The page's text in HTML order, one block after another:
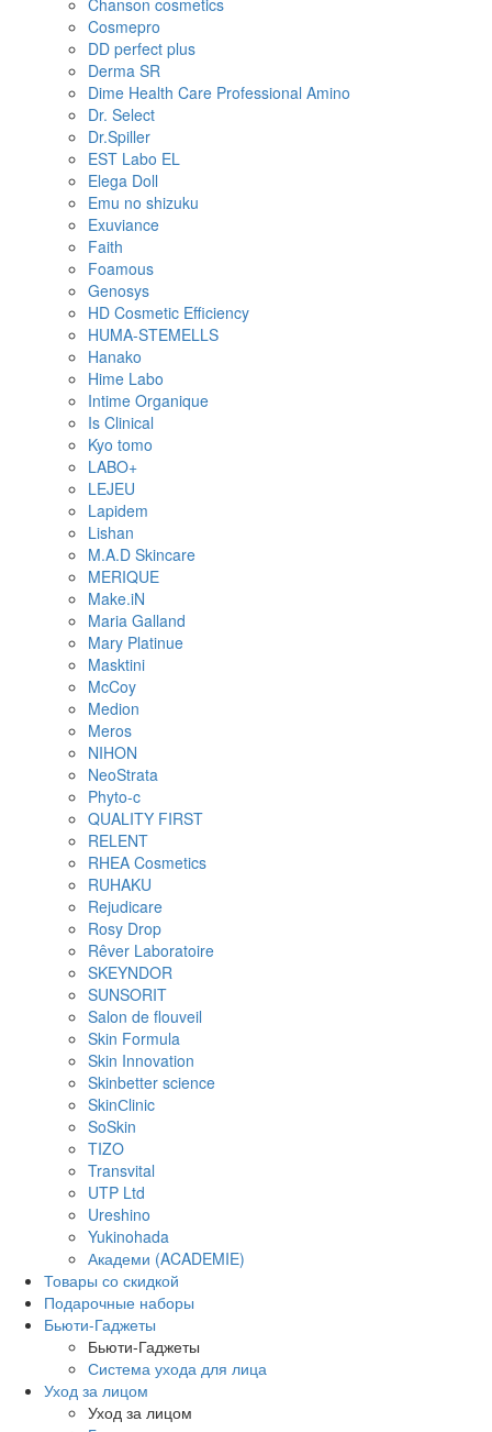
Cosmepro
DD perfect plus
Derma SR
Dime Health Care Professional Amino
Dr. Select
Dr.Spiller
EST Labo EL
Elega Doll
Emu no shizuku
Exuviance
Faith
Foamous
Genosys
HD Cosmetic Efficiency
HUMA-STEMELLS
Hanako
Hime Labo
Intime Organique
Is Clinical
Kyo tomo
LABO+
LEJEU
Lapidem
Lishan
M.A.D Skincare
MERIQUE
Make.iN
Maria Galland
Mary Platinue
Masktini
McCoy
Medion
Meros
NIHON
NeoStrata
Phyto-c
QUALITY FIRST
RELENT
RHEA Cosmetics
RUHAKU
Rejudicare
Rosy Drop
Rêver Laboratoire
SKEYNDOR
SUNSORIT
Salon de flouveil
Skin Formula
Skin Innovation
Skinbetter science
SkinСlinic
SoSkin
TIZO
Transvital
UTP Ltd
Ureshino
Yukinohada
Академи (ACADEMIE)
Товары со скидкой
Подарочные наборы
Бьюти-Гаджеты
Бьюти-Гаджеты
Система ухода для лица
Уход за лицом
Уход за лицом